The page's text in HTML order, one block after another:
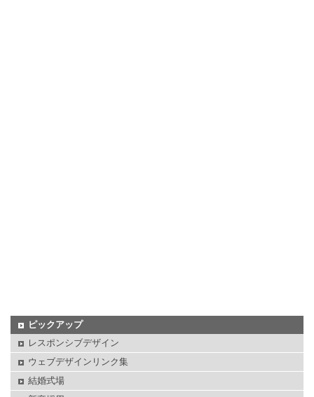
ピックアップ
レスポンシブデザイン
ウェブデザインリンク集
結婚式場